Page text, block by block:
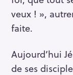
veux ! »,
faite.
Aujourd’hui
de ses